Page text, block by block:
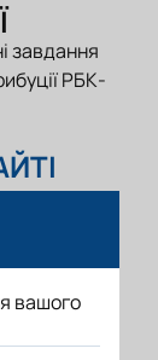
завдання
РБК-
вашого